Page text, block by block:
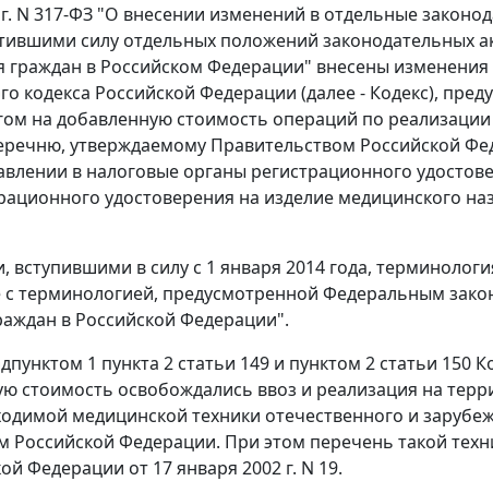
N 317-ФЗ "О внесении изменений в отдельные
силу отдельных положений законодательных
в Российском Федерации" внесены изменения
кодекса Российской Федерации (далее - Кодекс),
на добавленную стоимость операций по
утверждаемому Правительством Российской
в налоговые органы регистрационного
удостоверения на изделие медицинского
в силу с 1 января 2014 года,
терминологией, предусмотренной Федеральным
в Российской Федерации".
1 пункта 2 статьи 149 и пунктом 2 статьи 150
стоимость освобождались ввоз и реализация на
медицинской техники отечественного и
Федерации. При этом перечень такой
Федерации от 17 января 2002 г. N 19.